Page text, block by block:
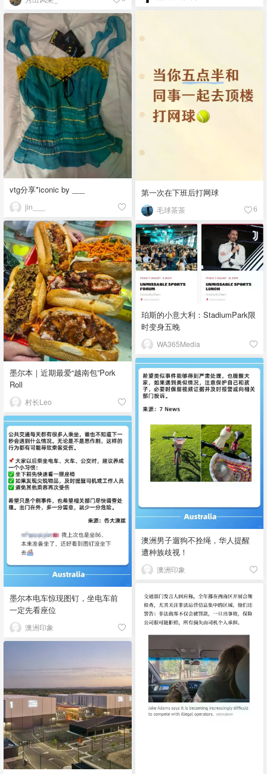
第一次在下班后打网球
毛球茶茶 6
vtg分享*iconic by ___
jin___
墨尔本｜近期最爱“越南包”Pork
Roll
村长Leo
珀斯的小意大利：StadiumPark限
时变身五晚
WA365Media
澳洲男子遛狗不拴绳，华人提醒
遭种族歧视！
澳洲印象
墨尔本电车惊现图钉，坐电车前
一定先看座位
澳洲印象